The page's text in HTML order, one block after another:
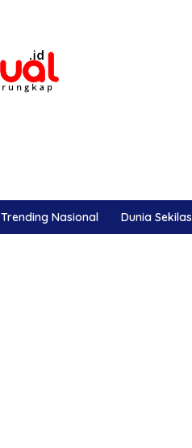
Trending Nasional Dunia Sekilas